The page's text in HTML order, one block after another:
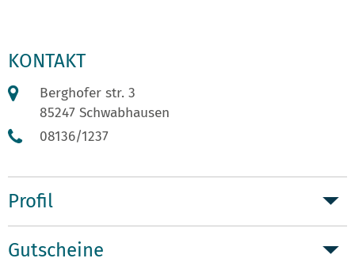
KONTAKT
Berghofer str. 3
85247 Schwabhausen
08136/1237
Profil
Gutscheine